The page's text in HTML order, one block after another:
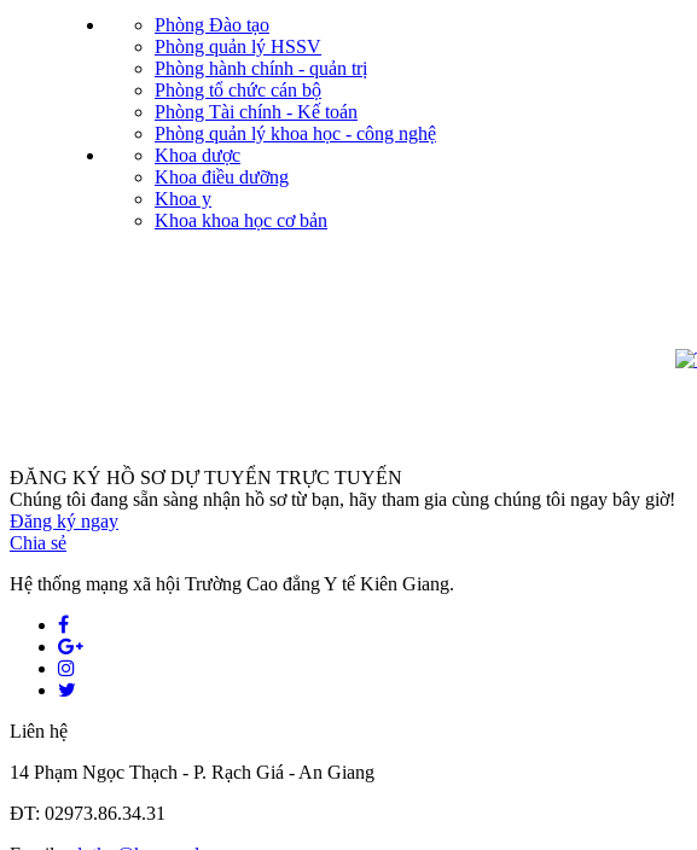
Phòng Đào tạo
Phòng quản lý HSSV
Phòng hành chính - quản trị
Phòng tổ chức cán bộ
Phòng Tài chính - Kế toán
Phòng quản lý khoa học - công nghệ
Khoa dược
Khoa điều dưỡng
Khoa y
Khoa khoa học cơ bản
ĐĂNG KÝ HỒ SƠ DỰ TUYỂN TRỰC TUYẾN
Chúng tôi đang sẵn sàng nhận hồ sơ từ bạn, hãy tham gia cùng chúng tôi ngay bây giờ!
Đăng ký ngay
Chia sẻ
Hệ thống mạng xã hội Trường Cao đẳng Y tế Kiên Giang.
Liên hệ
14 Phạm Ngọc Thạch - P. Rạch Giá - An Giang
ĐT: 02973.86.34.31